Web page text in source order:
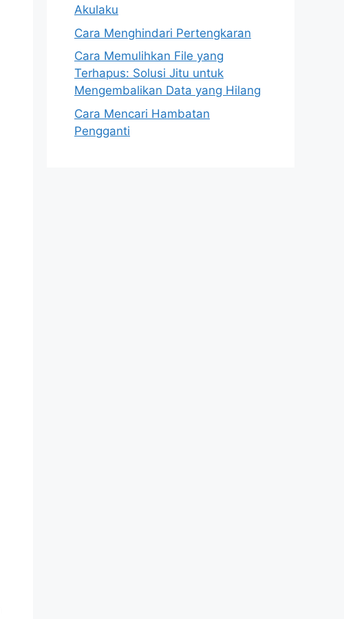
Akulaku
Cara Menghindari Pertengkaran
Cara Memulihkan File yang
Terhapus: Solusi Jitu untuk
Mengembalikan Data yang Hilang
Cara Mencari Hambatan
Pengganti